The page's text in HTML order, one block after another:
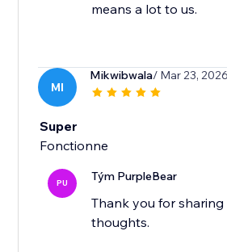
means a lot to us.
MI
Mikwibwala/ Mar 23, 2026
Super
Fonctionne
PU Tým PurpleBear
Thank you for
thoughts.